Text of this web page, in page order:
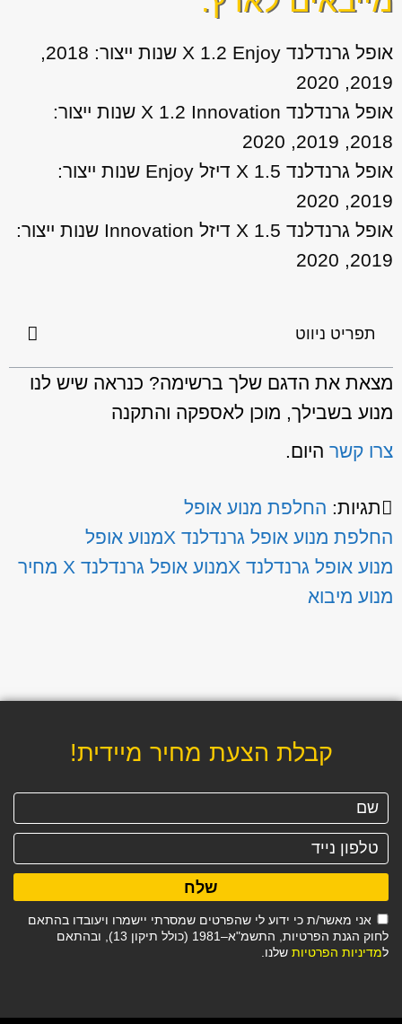
אופל גרנדלנד X 1.2 Enjoy שנות ייצור: 2018,
2019, 2020
אופל גרנדלנד X 1.2 Innovation שנות ייצור:
2018, 2019, 2020
אופל גרנדלנד X 1.5 דיזל Enjoy שנות ייצור:
2019, 2020
אופל גרנדלנד X 1.5 דיזל Innovation שנות ייצור:
2019, 2020
תפריט ניווט
מצאת את הדגם שלך ברשימה? כנראה שיש לנו
מנוע בשבילך, מוכן לאספקה והתקנה
צרו קשר היום.
תגיות: החלפת מנוע אופל
החלפת מנוע אופל גרנדלנד X
מנוע אופל
מנוע אופל גרנדלנד X
מנוע אופל גרנדלנד X מחיר
מנוע מיבוא
קבלת הצעת מחיר מיידית!
אני מאשר/ת כי ידוע לי שהפרטים שמסרתי יישמרו ויעובדו בהתאם
לחוק הגנת הפרטיות, התשמ"א–1981 (כולל תיקון 13), ובהתאם
למדיניות הפרטיות שלנו.
שלח